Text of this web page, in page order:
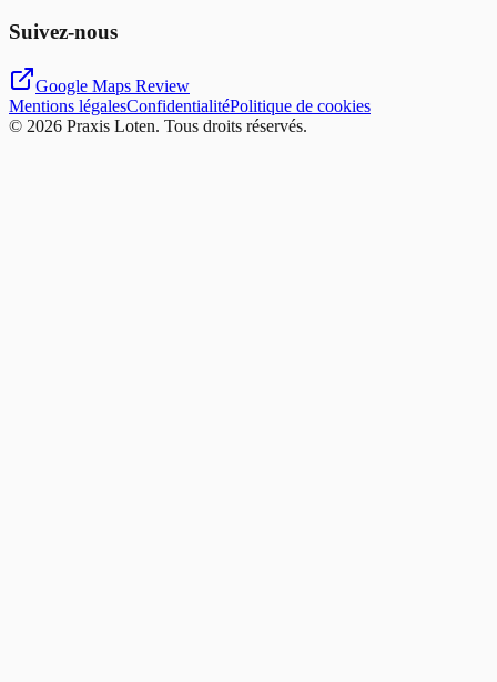
Suivez-nous
Google Maps Review
Mentions légalesConfidentialitéPolitique de cookies
© 2026 Praxis Loten. Tous droits réservés.